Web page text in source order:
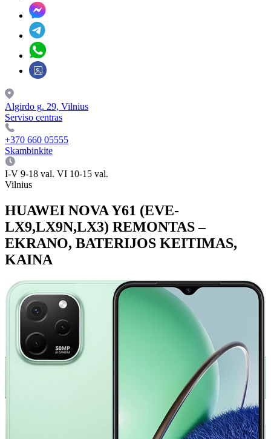
Algirdo g. 29, Vilnius
Serviso centras
+370 660 05555
Skambinkite
I-V 9-18 val. VI 10-15 val.
Vilnius
HUAWEI NOVA Y61 (EVE-
LX9,LX9N,LX3) REMONTAS –
EKRANO, BATERIJOS KEITIMAS,
KAINA